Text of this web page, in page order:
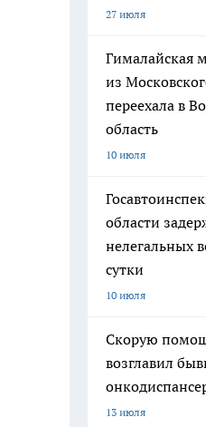
27 июля
Гималайская
из
переехала в
область
10 июля
области
нелегальных
сутки
10 июля
Скорую
возглавил
13 июля